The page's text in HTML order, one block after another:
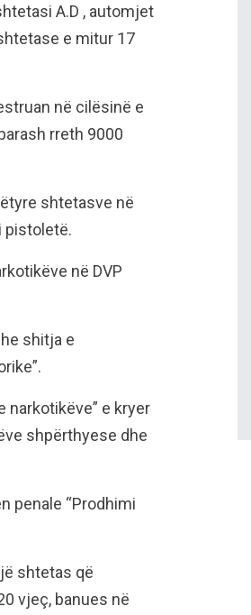
A.D , automjet
e mitur 17
në cilësinë e
rreth 9000
shtetasve në
pistoletë.
në DVP
shitja e
narkotikëve” e kryer
shpërthyese dhe
penale “Prodhimi
shtetas që
vjeç, banues në